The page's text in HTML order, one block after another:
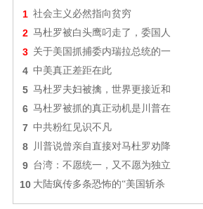
1 社会主义必然指向贫穷
2 马杜罗被白头鹰叼走了，委国人
3 关于美国抓捕委内瑞拉总统的一
4 中美真正差距在此
5 马杜罗夫妇被擒，世界更接近和
6 马杜罗被抓的真正动机是川普在
7 中共粉红见识不凡
8 川普说曾亲自直接对马杜罗劝降
9 台湾：不愿统一，又不愿为独立
10 大陆疯传多条恐怖的“美国斩杀